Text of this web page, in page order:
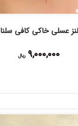
لنز عسلی خاکی کافی سلنا
9,000,000 ریال